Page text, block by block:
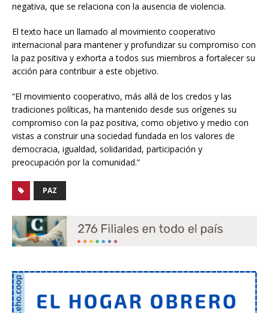
negativa, que se relaciona con la ausencia de violencia.
El texto hace un llamado al movimiento cooperativo
internacional para mantener y profundizar su compromiso con
la paz positiva y exhorta a todos sus miembros a fortalecer su
acción para contribuir a este objetivo.
“El movimiento cooperativo, más allá de los credos y las
tradiciones políticas, ha mantenido desde sus orígenes su
compromiso con la paz positiva, como objetivo y medio con
vistas a construir una sociedad fundada en los valores de
democracia, igualdad, solidaridad, participación y
preocupación por la comunidad.”
PAZ